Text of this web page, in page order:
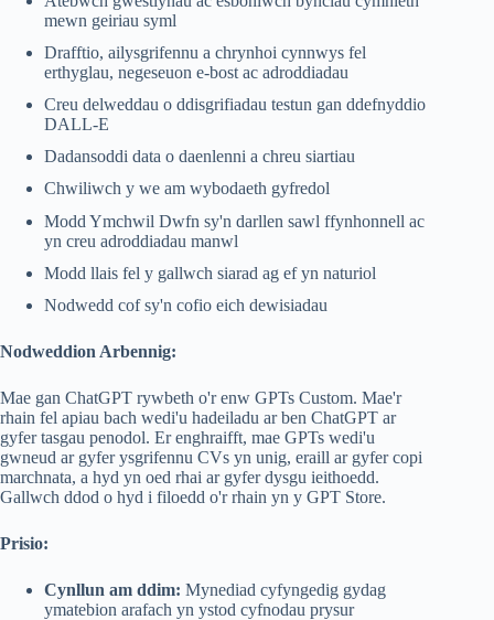
mewn geiriau syml
Drafftio, ailysgrifennu a chrynhoi cynnwys fel
erthyglau, negeseuon e-bost ac adroddiadau
Creu delweddau o ddisgrifiadau testun gan ddefnyddio
DALL-E
Dadansoddi data o daenlenni a chreu siartiau
Chwiliwch y we am wybodaeth gyfredol
Modd Ymchwil Dwfn sy'n darllen sawl ffynhonnell ac
yn creu adroddiadau manwl
Modd llais fel y gallwch siarad ag ef yn naturiol
Nodwedd cof sy'n cofio eich dewisiadau
Nodweddion Arbennig:
Mae gan ChatGPT rywbeth o'r enw GPTs Custom. Mae'r
rhain fel apiau bach wedi'u hadeiladu ar ben ChatGPT ar
gyfer tasgau penodol. Er enghraifft, mae GPTs wedi'u
gwneud ar gyfer ysgrifennu CVs yn unig, eraill ar gyfer copi
marchnata, a hyd yn oed rhai ar gyfer dysgu ieithoedd.
Gallwch ddod o hyd i filoedd o'r rhain yn y GPT Store.
Prisio:
Cynllun am ddim: Mynediad cyfyngedig gydag
ymatebion arafach yn ystod cyfnodau prysur